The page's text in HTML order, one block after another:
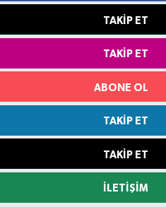
TAKIP ET
TAKIP ET
ABONE OL
TAKIP ET
TAKIP ET
İLETIŞIM